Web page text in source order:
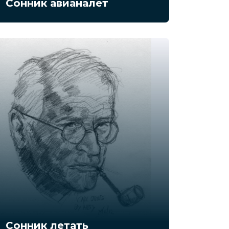
Сонник авианалет
Сонник летать